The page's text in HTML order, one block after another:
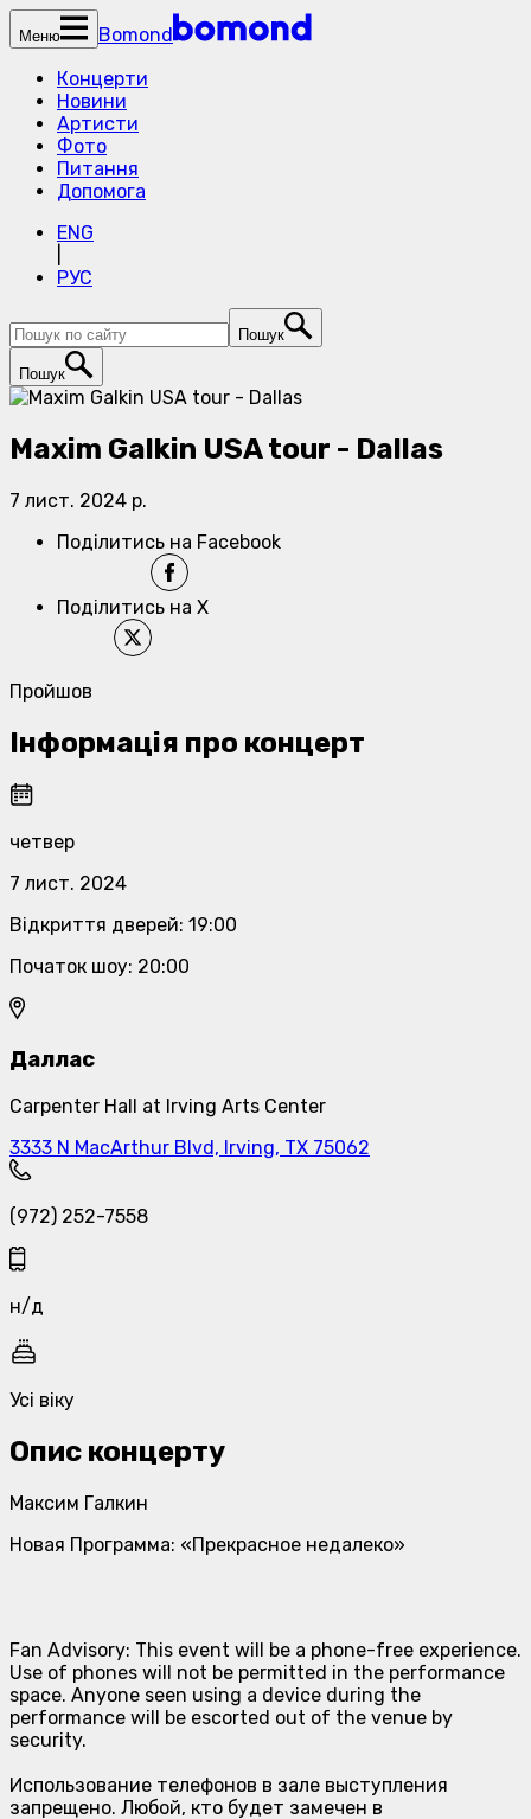
Меню
Bomond
Концерти
Новини
Артисти
Фото
Питання
Допомога
ENG
РУС
Пошук
Пошук
Maxim Galkin USA tour - Dallas
7 лист. 2024 р.
Поділитись на Facebook
Поділитись на X
Пройшов
Інформація про концерт
четвер
7 лист. 2024
Відкриття дверей: 19:00
Початок шоу: 20:00
Даллас
Carpenter Hall at Irving Arts Center
3333 N MacArthur Blvd, Irving, TX 75062
(972) 252-7558
н/д
Усі віку
Опис концерту
Максим Галкин
Новая Программа: «Прекрасное недалеко»
Fan Advisory: This event will be a phone-free experience.
Use of phones will not be permitted in the performance
space. Anyone seen using a device during the
performance will be escorted out of the venue by
security.
Использование телефонов в зале выступления
запрещено. Любой, кто будет замечен в